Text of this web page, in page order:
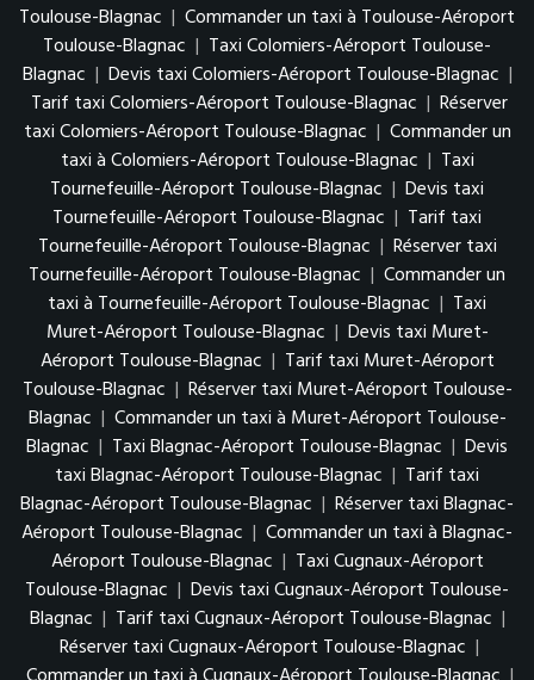
Toulouse-Blagnac | Commander un taxi à Toulouse-Aéroport
Toulouse-Blagnac | Taxi Colomiers-Aéroport Toulouse-
Blagnac | Devis taxi Colomiers-Aéroport Toulouse-Blagnac |
Tarif taxi Colomiers-Aéroport Toulouse-Blagnac | Réserver
taxi Colomiers-Aéroport Toulouse-Blagnac | Commander un
taxi à Colomiers-Aéroport Toulouse-Blagnac | Taxi
Tournefeuille-Aéroport Toulouse-Blagnac | Devis taxi
Tournefeuille-Aéroport Toulouse-Blagnac | Tarif taxi
Tournefeuille-Aéroport Toulouse-Blagnac | Réserver taxi
Tournefeuille-Aéroport Toulouse-Blagnac | Commander un
taxi à Tournefeuille-Aéroport Toulouse-Blagnac | Taxi
Muret-Aéroport Toulouse-Blagnac | Devis taxi Muret-
Aéroport Toulouse-Blagnac | Tarif taxi Muret-Aéroport
Toulouse-Blagnac | Réserver taxi Muret-Aéroport Toulouse-
Blagnac | Commander un taxi à Muret-Aéroport Toulouse-
Blagnac | Taxi Blagnac-Aéroport Toulouse-Blagnac | Devis
taxi Blagnac-Aéroport Toulouse-Blagnac | Tarif taxi
Blagnac-Aéroport Toulouse-Blagnac | Réserver taxi Blagnac-
Aéroport Toulouse-Blagnac | Commander un taxi à Blagnac-
Aéroport Toulouse-Blagnac | Taxi Cugnaux-Aéroport
Toulouse-Blagnac | Devis taxi Cugnaux-Aéroport Toulouse-
Blagnac | Tarif taxi Cugnaux-Aéroport Toulouse-Blagnac |
Réserver taxi Cugnaux-Aéroport Toulouse-Blagnac |